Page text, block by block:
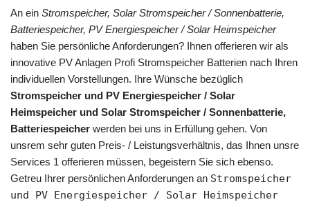
An ein Stromspeicher, Solar Stromspeicher / Sonnenbatterie,
Batteriespeicher, PV Energiespeicher / Solar Heimspeicher
haben Sie persönliche Anforderungen? Ihnen offerieren wir als
innovative PV Anlagen Profi Stromspeicher Batterien nach Ihren
individuellen Vorstellungen. Ihre Wünsche bezüglich
Stromspeicher und PV Energiespeicher / Solar
Heimspeicher und Solar Stromspeicher / Sonnenbatterie,
Batteriespeicher werden bei uns in Erfüllung gehen. Von
unsrem sehr guten Preis- / Leistungsverhältnis, das Ihnen unsre
Services 1 offerieren müssen, begeistern Sie sich ebenso.
Getreu Ihrer persönlichen Anforderungen an Stromspeicher
und PV Energiespeicher / Solar Heimspeicher